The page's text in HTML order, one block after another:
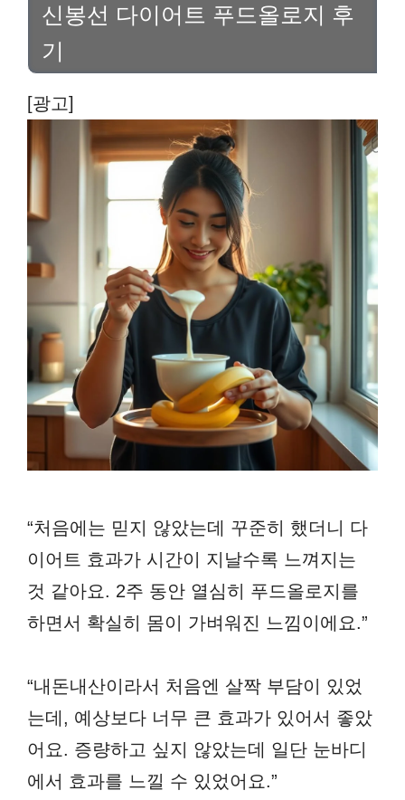
신봉선 다이어트 푸드올로지 후
기
[광고]
“처음에는 믿지 않았는데 꾸준히 했더니 다
이어트 효과가 시간이 지날수록 느껴지는
것 같아요. 2주 동안 열심히 푸드올로지를
하면서 확실히 몸이 가벼워진 느낌이에요.”
“내돈내산이라서 처음엔 살짝 부담이 있었
는데, 예상보다 너무 큰 효과가 있어서 좋았
어요. 증량하고 싶지 않았는데 일단 눈바디
에서 효과를 느낄 수 있었어요.”